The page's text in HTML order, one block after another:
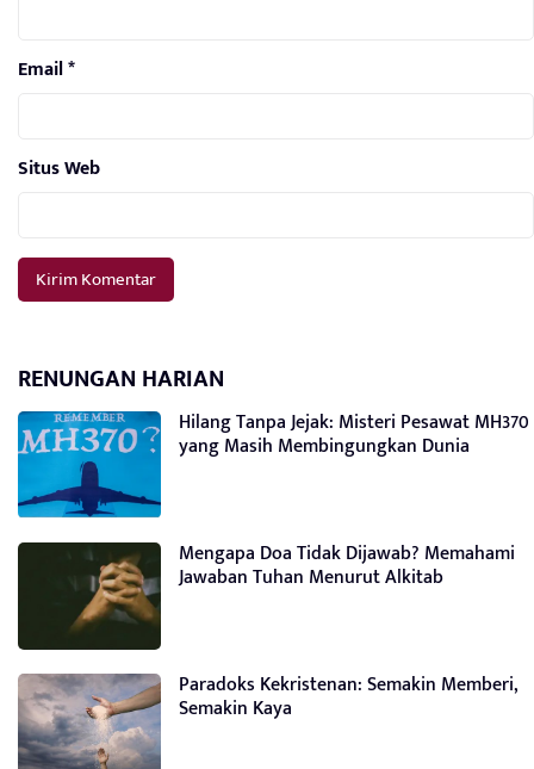
Email*
Situs Web
RENUNGAN HARIAN
Hilang Tanpa Jejak: Misteri Pesawat MH370
yang Masih Membingungkan Dunia
Mengapa Doa Tidak Dijawab? Memahami
Jawaban Tuhan Menurut Alkitab
Paradoks Kekristenan: Semakin Memberi,
Semakin Kaya